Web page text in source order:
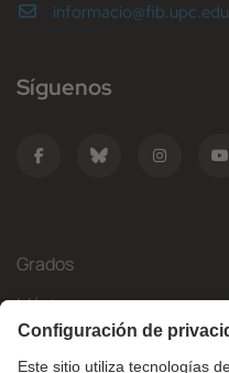
informacio@fib.upc.edu
Síguenos
Grados
Másteres
Movilidad Internacional